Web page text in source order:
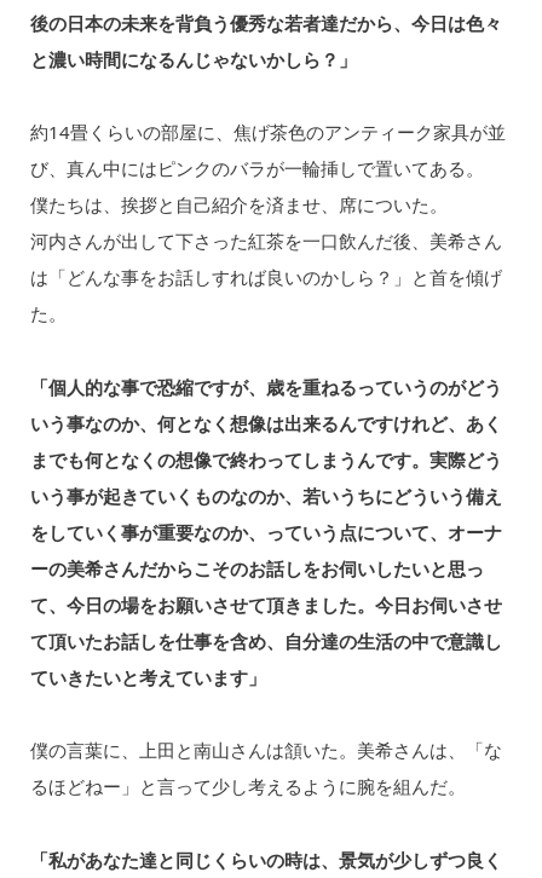
後の日本の未来を背負う優秀な若者達だから、今日は色々
と濃い時間になるんじゃないかしら？」
約14畳くらいの部屋に、焦げ茶色のアンティーク家具が並
び、真ん中にはピンクのバラが一輪挿しで置いてある。
僕たちは、挨拶と自己紹介を済ませ、席についた。
河内さんが出して下さった紅茶を一口飲んだ後、美希さん
は「どんな事をお話しすれば良いのかしら？」と首を傾げ
た。
「個人的な事で恐縮ですが、歳を重ねるっていうのがどう
いう事なのか、何となく想像は出来るんですけれど、あく
までも何となくの想像で終わってしまうんです。実際どう
いう事が起きていくものなのか、若いうちにどういう備え
をしていく事が重要なのか、っていう点について、オーナ
ーの美希さんだからこそのお話しをお伺いしたいと思っ
て、今日の場をお願いさせて頂きました。今日お伺いさせ
て頂いたお話しを仕事を含め、自分達の生活の中で意識し
ていきたいと考えています」
僕の言葉に、上田と南山さんは頷いた。美希さんは、「な
るほどねー」と言って少し考えるように腕を組んだ。
「私があなた達と同じくらいの時は、景気が少しずつ良く